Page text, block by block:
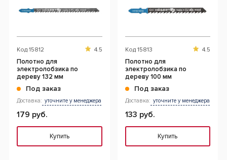
Код 15812 4.5
Полотно для
электролобзика по
дереву 132 мм
Под заказ
Доставка: уточните у менеджера
179 руб.
Купить
Код 15813 4.5
Полотно для
электролобзика по
дереву 100 мм
Под заказ
Доставка: уточните у менеджера
133 руб.
Купить